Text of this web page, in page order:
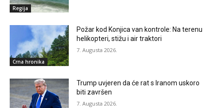
Regija
Crna hronika
Požar kod Konjica van kontrole: Na terenu
helikopteri, stižu i air traktori
7. Augusta 2026.
Trump uvjeren da će rat s Iranom uskoro
biti završen
7. Augusta 2026.